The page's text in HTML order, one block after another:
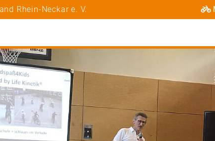
Rhein-Neckar e. V.